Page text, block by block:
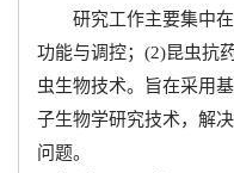
研究工作主要集中在
功能与调控；(2)昆虫抗
虫生物技术。旨在采用
子生物学研究技术，解
问题。